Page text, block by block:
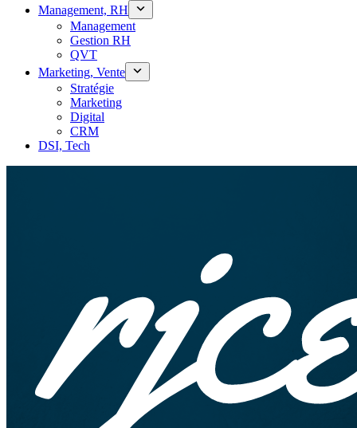
Management, RH
Management
Gestion RH
QVT
Marketing, Vente
Stratégie
Marketing
Digital
CRM
DSI, Tech